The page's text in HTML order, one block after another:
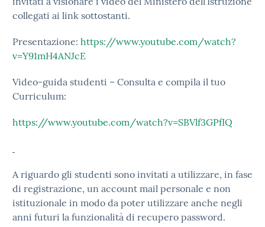
collegati ai link sottostanti.
Presentazione: https://www.youtube.com/watch?
v=Y91mH4ANJcE
Video-guida studenti – Consulta e compila il tuo
Curriculum:
https://www.youtube.com/watch?v=SBVlf3GPfIQ
A riguardo gli studenti sono invitati a utilizzare, in fase
di registrazione, un account mail personale e non
istituzionale in modo da poter utilizzare anche negli
anni futuri la funzionalità di recupero password.